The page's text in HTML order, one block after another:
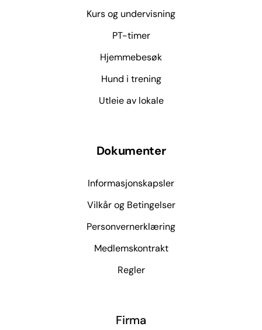
Kurs og undervisning
PT-timer
Hjemmebesøk
Hund i trening
Utleie av lokale
Dokumenter
Informasjonskapsler
Vilkår og Betingelser
Personvernerklæring
Medlemskontrakt
Regler
Firma